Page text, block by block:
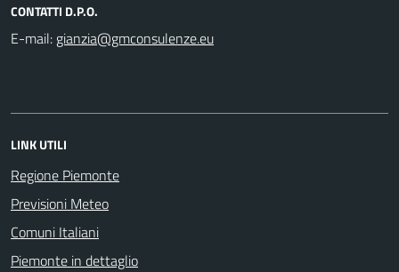
CONTATTI D.P.O.
E-mail:
LINK UTILI
Regione Piemonte
Previsioni Meteo
Comuni Italiani
Piemonte in dettaglio